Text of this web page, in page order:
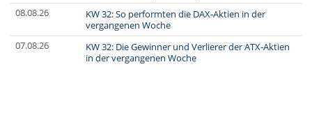
08.08.26
KW 32: So performten die DAX-Aktien in der
vergangenen Woche
07.08.26
KW 32: Die Gewinner und Verlierer der ATX-Aktien
in der vergangenen Woche